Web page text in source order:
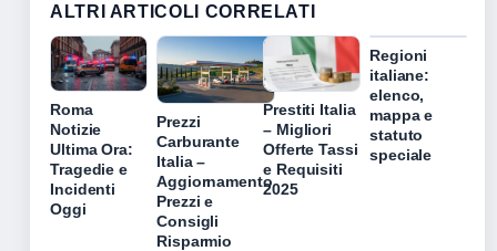
ALTRI ARTICOLI CORRELATI
Roma
Notizie
Ultima Ora:
Tragedie e
Incidenti
Oggi
Prezzi
Carburante
Italia –
Aggiornamento
Prezzi e
Consigli
Risparmio
Prestiti Italia
– Migliori
Offerte Tassi
e Requisiti
2025
Regioni
italiane:
elenco,
mappa e
statuto
speciale